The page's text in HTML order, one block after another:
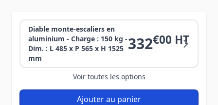
Diable monte-escaliers en
aluminium - Charge : 150 kg -
Dim. : L 485 x P 565 x H 1525
mm
332€00 HT
Voir toutes les options
Ajouter au panier